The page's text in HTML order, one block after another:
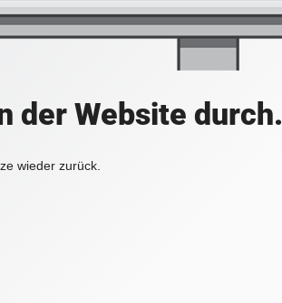
der Website durch.
wieder zurück.